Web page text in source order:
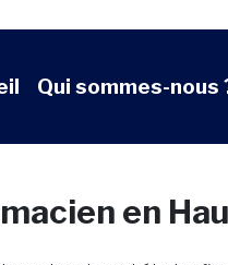
Qui sommes-nous
en